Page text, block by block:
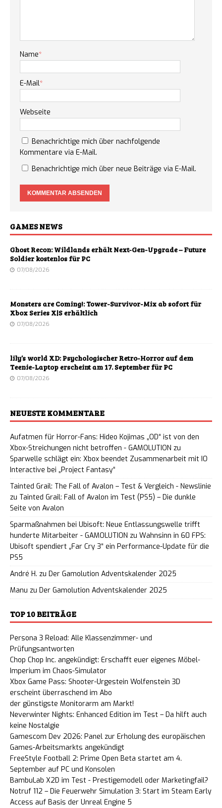
Name*
E-Mail*
Webseite
Benachrichtige mich über nachfolgende
Kommentare via E-Mail.
Benachrichtige mich über neue Beiträge via E-Mail.
GAMES NEWS
Ghost Recon: Wildlands erhält Next-Gen-Upgrade – Future
Soldier kostenlos für PC
07/08/2026
Monsters are Coming!: Tower-Survivor-Mix ab sofort für
Xbox Series X|S erhältlich
07/08/2026
lily’s world XD: Psychologischer Retro-Horror auf dem
Teenie-Laptop erscheint am 17. September für PC
07/08/2026
NEUESTE KOMMENTARE
Aufatmen für Horror-Fans: Hideo Kojimas „OD“ ist von den
Xbox-Streichungen nicht betroffen - GAMOLUTION zu
Sparwelle schlägt ein: Xbox beendet Zusammenarbeit mit IO
Interactive bei „Project Fantasy“
Tainted Grail: The Fall of Avalon – Test & Vergleich - Newslinie
zu Tainted Grail: Fall of Avalon im Test (PS5) – Die dunkle
Seite von Avalon
Sparmaßnahmen bei Ubisoft: Neue Entlassungswelle trifft
hunderte Mitarbeiter - GAMOLUTION zu Wahnsinn in 60 FPS:
Ubisoft spendiert „Far Cry 3“ ein Performance-Update für die
PS5
André H. zu Der Gamolution Adventskalender 2025
Manu zu Der Gamolution Adventskalender 2025
TOP 10 BEITRÄGE
Persona 3 Reload: Alle Klassenzimmer- und
Prüfungsantworten
Chop Chop Inc. angekündigt: Erschafft euer eigenes Möbel-
Imperium im Chaos-Simulator
Xbox Game Pass: Shooter-Urgestein Wolfenstein 3D
erscheint überraschend im Abo
der günstigste Monitorarm am Markt!
Neverwinter Nights: Enhanced Edition im Test – Da hilft auch
keine Nostalgie
Gamescom Dev 2026: Panel zur Erholung des europäischen
Games-Arbeitsmarkts angekündigt
FreeStyle Football 2: Prime Open Beta startet am 4.
September auf PC und Konsolen
BambuLab X2D im Test - Prestigemodell oder Marketingfail?
Notruf 112 – Die Feuerwehr Simulation 3: Start im Steam Early
Access auf Basis der Unreal Engine 5